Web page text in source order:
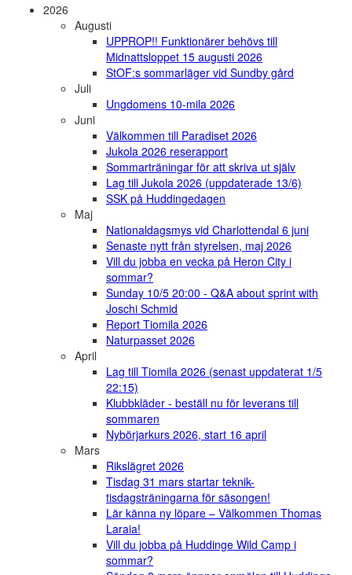
2026
Augusti
UPPROP!! Funktionärer behövs till
Midnattsloppet 15 augusti 2026
StOF:s sommarläger vid Sundby gård
Juli
Ungdomens 10-mila 2026
Juni
Välkommen till Paradiset 2026
Jukola 2026 reserapport
Sommarträningar för att skriva ut själv
Lag till Jukola 2026 (uppdaterade 13/6)
SSK på Huddingedagen
Maj
Nationaldagsmys vid Charlottendal 6 juni
Senaste nytt från styrelsen, maj 2026
Vill du jobba en vecka på Heron City i
sommar?
Sunday 10/5 20:00 - Q&A about sprint with
Joschi Schmid
Report Tiomila 2026
Naturpasset 2026
April
Lag till Tiomila 2026 (senast uppdaterat 1/5
22:15)
Klubbkläder - beställ nu för leverans till
sommaren
Nybörjarkurs 2026, start 16 april
Mars
Rikslägret 2026
Tisdag 31 mars startar teknik-
tisdagsträningarna för säsongen!
Lär känna ny löpare – Välkommen Thomas
Laraia!
Vill du jobba på Huddinge Wild Camp i
sommar?